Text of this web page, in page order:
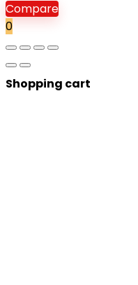
Compare
0
Shopping cart